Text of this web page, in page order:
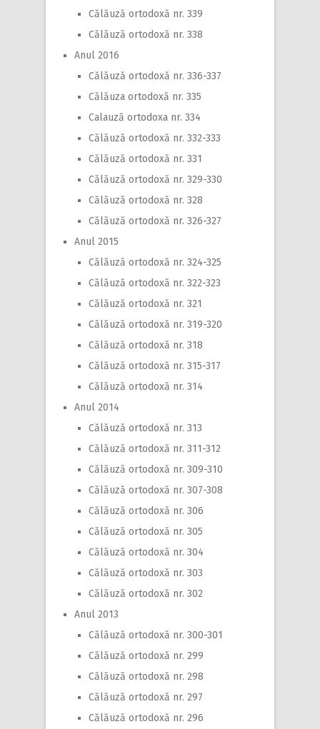
Călăuză ortodoxă nr. 339
Călăuză ortodoxă nr. 338
Anul 2016
Călăuză ortodoxă nr. 336-337
Călăuza ortodoxă nr. 335
Calauză ortodoxa nr. 334
Călăuză ortodoxă nr. 332-333
Călăuză ortodoxă nr. 331
Călăuză ortodoxă nr. 329-330
Călăuză ortodoxă nr. 328
Călăuză ortodoxă nr. 326-327
Anul 2015
Călăuză ortodoxă nr. 324-325
Călăuză ortodoxă nr. 322-323
Călăuză ortodoxă nr. 321
Călăuză ortodoxă nr. 319-320
Călăuză ortodoxă nr. 318
Călăuză ortodoxă nr. 315-317
Călăuză ortodoxă nr. 314
Anul 2014
Călăuză ortodoxă nr. 313
Călăuză ortodoxă nr. 311-312
Călăuză ortodoxă nr. 309-310
Călăuză ortodoxă nr. 307-308
Călăuză ortodoxă nr. 306
Călăuză ortodoxă nr. 305
Călăuză ortodoxă nr. 304
Călăuză ortodoxă nr. 303
Călăuză ortodoxă nr. 302
Anul 2013
Călăuză ortodoxă nr. 300-301
Călăuză ortodoxă nr. 299
Călăuză ortodoxă nr. 298
Călăuză ortodoxă nr. 297
Călăuză ortodoxă nr. 296